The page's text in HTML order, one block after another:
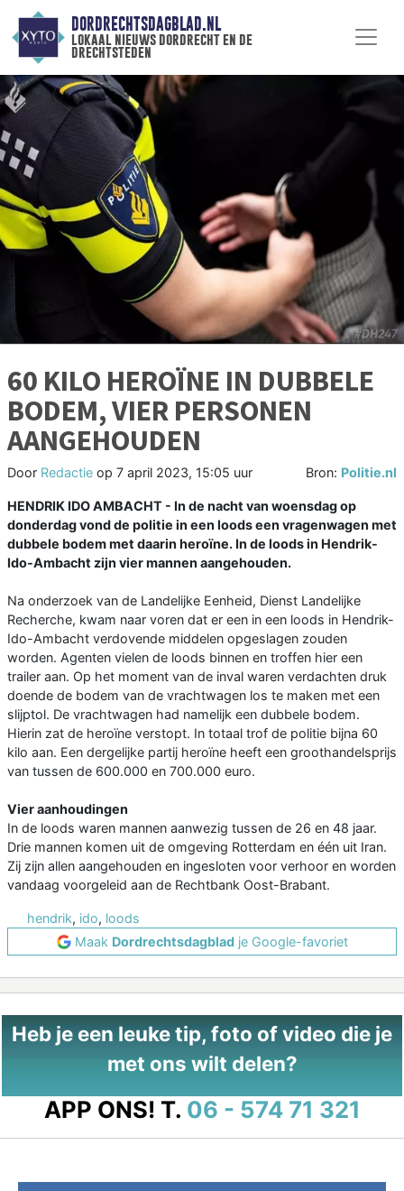
DORDRECHTSDAGBLAD.NL
lokaal nieuws dordrecht en de
drechtsteden
60 KILO HEROÏNE IN DUBBELE
BODEM, VIER PERSONEN
AANGEHOUDEN
Door Redactie op 7 april 2023, 15:05 uur Bron: Politie.nl
HENDRIK IDO AMBACHT - In de nacht van woensdag op
donderdag vond de politie in een loods een vragenwagen met
dubbele bodem met daarin heroïne. In de loods in Hendrik-
Ido-Ambacht zijn vier mannen aangehouden.
Na onderzoek van de Landelijke Eenheid, Dienst Landelijke
Recherche, kwam naar voren dat er een in een loods in Hendrik-
Ido-Ambacht verdovende middelen opgeslagen zouden
worden. Agenten vielen de loods binnen en troffen hier een
trailer aan. Op het moment van de inval waren verdachten druk
doende de bodem van de vrachtwagen los te maken met een
slijptol. De vrachtwagen had namelijk een dubbele bodem.
Hierin zat de heroïne verstopt. In totaal trof de politie bijna 60
kilo aan. Een dergelijke partij heroïne heeft een groothandelsprijs
van tussen de 600.000 en 700.000 euro.
Vier aanhoudingen
In de loods waren mannen aanwezig tussen de 26 en 48 jaar.
Drie mannen komen uit de omgeving Rotterdam en één uit Iran.
Zij zijn allen aangehouden en ingesloten voor verhoor en worden
vandaag voorgeleid aan de Rechtbank Oost-Brabant.
hendrik, ido, loods
Maak Dordrechtsdagbladje Google-favoriet
Heb je een leuke tip, foto of video die je
met ons wilt delen?
APP ONS! T. 06 - 574 71 321